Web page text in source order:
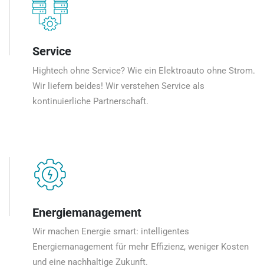
Service
Hightech ohne Service? Wie ein Elektroauto ohne Strom.
Wir liefern beides! Wir verstehen Service als
kontinuierliche Partnerschaft.
Energiemanagement
Wir machen Energie smart: intelligentes
Energiemanagement für mehr Effizienz, weniger Kosten
und eine nachhaltige Zukunft.